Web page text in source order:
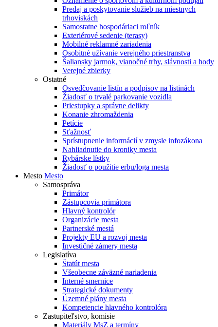
Predaj a poskytovanie služieb na miestnych
trhoviskách
Samostatne hospodáriaci roľník
Exteriérové sedenie (terasy)
Mobilné reklamné zariadenia
Osobitné užívanie verejného priestranstva
Šaliansky jarmok, vianočné trhy, slávnosti a hody
Verejné zbierky
Ostatné
Osvedčovanie listín a podpisov na listinách
Žiadosť o trvalé parkovanie vozidla
Priestupky a správne delikty
Konanie zhromaždenia
Petície
Sťažnosť
Sprístupnenie informácií v zmysle infozákona
Nahliadnutie do kroniky mesta
Rybárske lístky
Žiadosť o použitie erbu/loga mesta
Mesto Mesto
Samospráva
Primátor
Zástupcovia primátora
Hlavný kontrolór
Organizácie mesta
Partnerské mestá
Projekty EU a rozvoj mesta
Investičné zámery mesta
Legislatíva
Štatút mesta
Všeobecne záväzné nariadenia
Interné smernice
Strategické dokumenty
Územné plány mesta
Kompetencie hlavného kontrolóra
Zastupiteľstvo, komisie
Materiály MsZ a termíny